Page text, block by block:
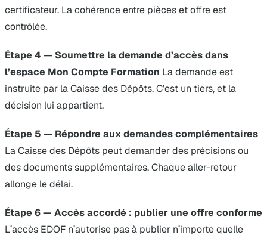
certificateur. La cohérence entre pièces et offre est
contrôlée.
Étape 4 — Soumettre la demande d’accès dans
l’espace Mon Compte Formation La demande est
instruite par la Caisse des Dépôts. C’est un tiers, et la
décision lui appartient.
Étape 5 — Répondre aux demandes complémentaires
La Caisse des Dépôts peut demander des précisions ou
des documents supplémentaires. Chaque aller-retour
allonge le délai.
Étape 6 — Accès accordé : publier une offre conforme
L’accès EDOF n’autorise pas à publier n’importe quelle